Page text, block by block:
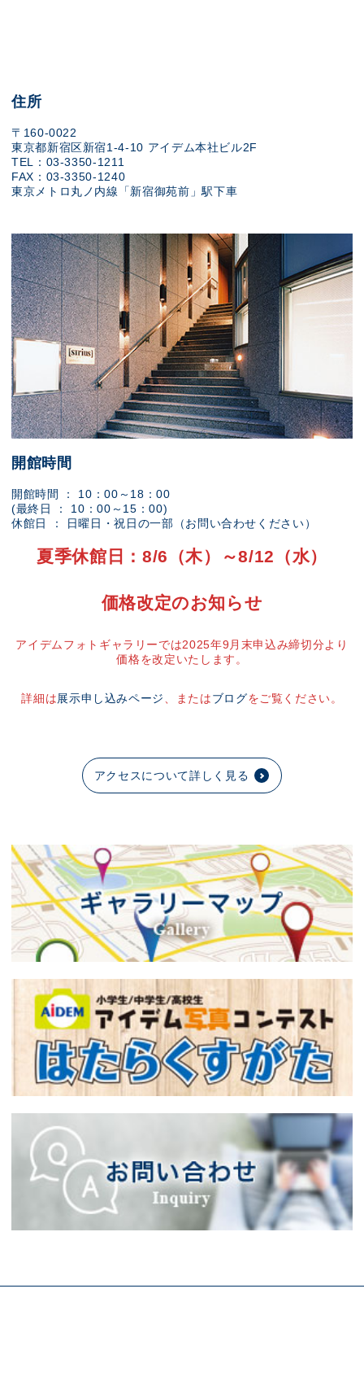
住所
〒160-0022
東京都新宿区新宿1-4-10 アイデム本社ビル2F
TEL：03-3350-1211
FAX：03-3350-1240
東京メトロ丸ノ内線「新宿御苑前」駅下車
開館時間
開館時間 ： 10：00～18：00
(最終日 ： 10：00～15：00)
休館日 ： 日曜日・祝日の一部（お問い合わせください）
夏季休館日：8/6（木）～8/12（水）
価格改定のお知らせ
アイデムフォトギャラリーでは2025年9月末申込み締切分より
価格を改定いたします。
詳細は展示申し込みページ 、またはブログをご覧ください。
アクセスについて詳しく見る